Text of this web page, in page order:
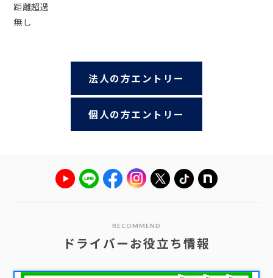
距離超過
無し
法人の方エントリー
個人の方エントリー
RECOMMEND
ドライバーお役立ち情報